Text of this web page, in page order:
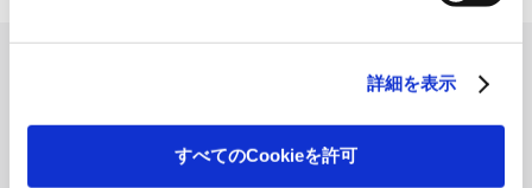
詳細を表示
すべてのCookieを許可